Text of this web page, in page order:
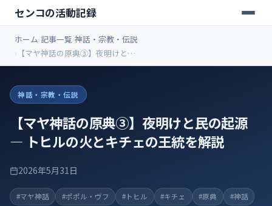
センコの活動記録
ホーム 記事一覧 神話・宗教・伝説
【マヤ神話の原典③】夜明けと民
の起源 ― トヒルの火とキチェの王
神話・宗教・伝説
【マヤ神話の原典③】夜明けと民の起源
― トヒルの火とキチェの王統を解説
2026年5月31日
#マヤ神話 #ポポル・ヴフ #トヒル #キチェ #原典 #神話